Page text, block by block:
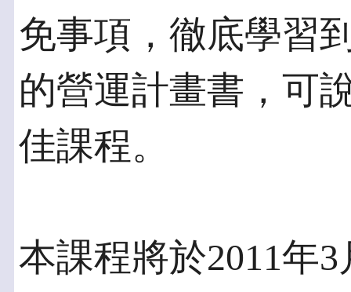
免事項，徹底學習
的營運計畫書，可
佳課程。
本課程將於2011年